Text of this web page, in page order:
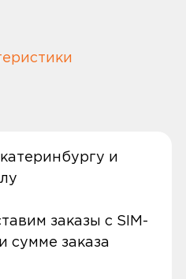
и
заказы с SIM-
сумме заказа